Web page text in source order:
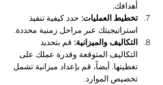
أهدافك.
تخطيط العمليات: حدد كيفية تنفيذ
استراتيجيتك عبر مراحل زمنية محددة.
التكاليف والميزانية: قم بتحديد
التكاليف المتوقعة وقدرة عملك على
تغطيتها. أيضاً، قم بإعداد ميزانية تشمل
تخصيص الموارد.